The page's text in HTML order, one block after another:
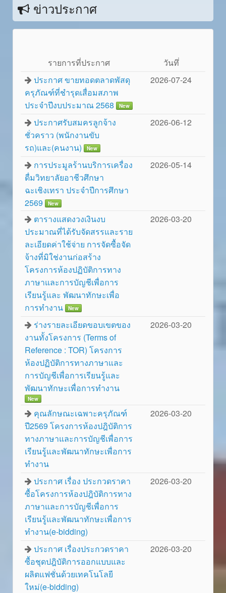
ข่าวประกาศ
รายการที่ประกาศ
วันทึ่
ประกาศ ขายทอดตลาดพัสดุ
ครุภัณฑ์ที่ชำรุดเสื่อมสภาพ
ประจำปีงบประมาณ 2568
New
2026-07-24
ประกาศรับสมครลูกจ้าง
ชั่วคราว (พนักงานขับ
รถ)และ(คนงาน)
New
2026-06-12
การประมูลร้านบริการเครื่อง
ดื่มวิทยาลัยอาชีวศึกษา
ฉะเชิงเทรา ประจำปีการศึกษา
2569
New
2026-05-14
ตารางแสดงวงเงินงบ
ประมาณที่ได้รับจัดสรรและราย
ละเอียดค่าใช้จ่าย การจัดซื้อจัด
จ้างที่มิใช่งานก่อสร้าง
โครงการห้องปฏิบัติการทาง
ภาษาและการบัญชีเพื่อการ
เรียนรู้และ พัฒนาทักษะเพื่อ
การทำงาน
New
2026-03-20
ร่างรายละเอียดขอบเขตของ
งานทั้งโครงการ (Terms of
Reference : TOR) โครงการ
ห้องปฏิบัติการทางภาษาและ
การบัญชีเพื่อการเรียนรู้และ
พัฒนาทักษะเพื่อการทำงาน
New
2026-03-20
คุณลักษณะเฉพาะครุภัณฑ์
ปี2569 โครงการห้องปฎิบัติการ
ทางภาษาและการบัญชีเพื่อการ
เรียนรู้และพัฒนาทักษะเพื่อการ
ทำงาน
2026-03-20
ประกาศ เรื่อง ประกวดราคา
ซื้อโครงการห้องปฎิบัติการทาง
ภาษาและการบัญชีเพื่อการ
เรียนรู้และพัฒนาทักษะเพื่อการ
ทำงาน(e-bidding)
2026-03-20
ประกาศ เรื่องประกวดราคา
ซื้อชุดปฎิบัติการออกแบบและ
ผลิตแฟชั่นด้วยเทคโนโลยี
ใหม่(e-bidding)
2026-03-20